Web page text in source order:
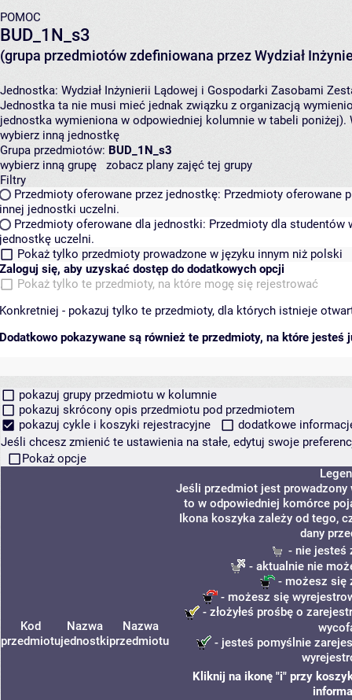
POMOC
BUD_1N_s3
(grupa przedmiotów zdefiniowana przez Wydział
Jednostka: Wydział Inżynierii Lądowej i Gospodarki Zasobami
Jednostka ta nie musi mieć jednak związku z organizacją
jednostka wymieniona w odpowiedniej kolumnie w tabeli
wybierz inną jednostkę
Grupa przedmiotów: BUD_1N_s3
wybierz inną grupę
zobacz plany zajęć tej grupy
Filtry
Przedmioty oferowane przez jednostkę: Przedmioty oferowane
innej jednostki uczelni.
Przedmioty oferowane dla jednostki: Przedmioty dla studentów
jednostkę uczelni.
Pokaż tylko przedmioty prowadzone w języku innym niż polski
Zaloguj się, aby uzyskać dostęp do dodatkowych opcji
Pokaż tylko te przedmioty, na które mogę się rejestrować
Konkretniej - pokazuj tylko te przedmioty, dla których istnieje
Dodatkowo pokazywane są również te przedmioty, na które jesteś
pokazuj grupy przedmiotu w kolumnie
pokazuj skrócony opis przedmiotu pod przedmiotem
pokazuj cykle i koszyki rejestracyjne
dodatkowe
Jeśli chcesz zmienić te ustawienia na stałe, edytuj swoje
Pokaż opcje
Kod
przedmiotu
Nazwa
jednostki
Nazwa
przedmiotu
Jeśli przedmiot jest prowadzony
to w odpowiedniej komórce
Ikona koszyka zależy od tego,
dany
- nie jesteś
- aktualnie nie
- możesz się
- możesz się
- złożyłeś prośbę o
- jesteś pomyślnie
Kliknij na ikonę "i" przy